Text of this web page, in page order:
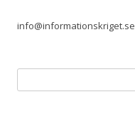
info@informationskriget.se
efter: